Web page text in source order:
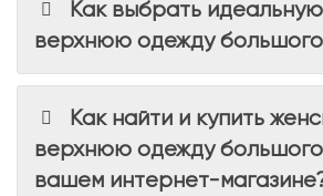
Как выбрать
верхнюю одежду
Как найти и купить
верхнюю одежду
вашем интернет-